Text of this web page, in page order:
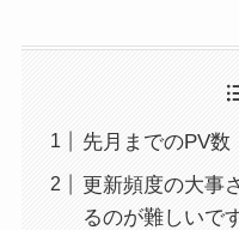
先月までのPV数
更新頻度の大事
るのが難しいで